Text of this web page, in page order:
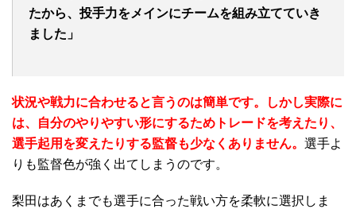
たから、投手力をメインにチームを組み立てていき
ました」
状況や戦力に合わせると言うのは簡単です。しかし実際に
は、自分のやりやすい形にするためトレードを考えたり、
選手起用を変えたりする監督も少なくありません。 選手よ
りも監督色が強く出てしまうのです。
梨田はあくまでも選手に合った戦い方を柔軟に選択しま